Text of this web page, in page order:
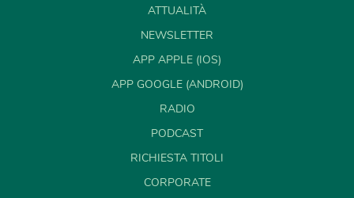
ATTUALITÀ
NEWSLETTER
APP APPLE (IOS)
APP GOOGLE (ANDROID)
RADIO
PODCAST
RICHIESTA TITOLI
CORPORATE